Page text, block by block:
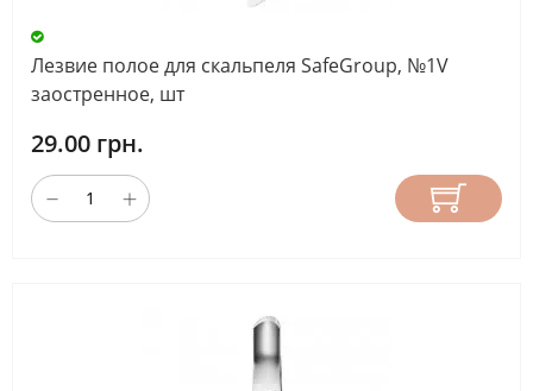
Лезвие полое для скальпеля SafeGroup, №1V
заостренное, шт
29.00 грн.